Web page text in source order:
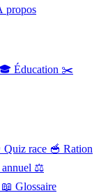
propos
Éducation ✂️
Quiz race 🥣 Ration
⚖️
📖 Glossaire